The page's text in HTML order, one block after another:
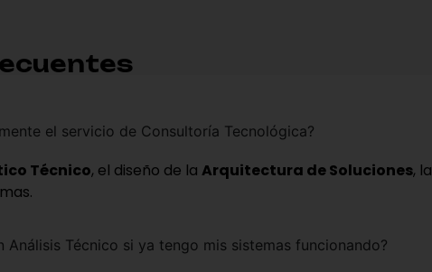
el servicio de Consultoría Tecnológica?
Técnico, el diseño de la Arquitectura de Soluciones, la
Análisis Técnico si ya tengo mis sistemas funcionando?